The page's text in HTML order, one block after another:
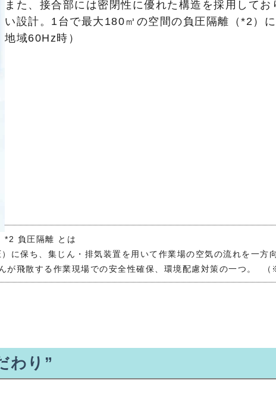
また、接合部には密閉性に優れた構造 を採用してお
い設計。 1台で最大180㎥ の空間の負圧隔離（*2）
地域60Hz時）
*2 負圧隔離 とは
に保ち、集じん・排気装置を用いて作業場の空気の流れを一方
が飛散する作業現場での安全性確保、環境配慮対策の一つ。 （
わり”